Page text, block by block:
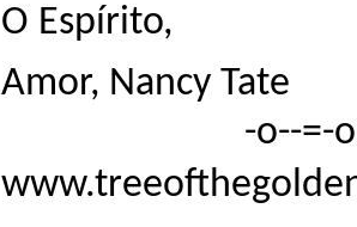
O Espírito,
Amor, Nancy Tate
-o--=-